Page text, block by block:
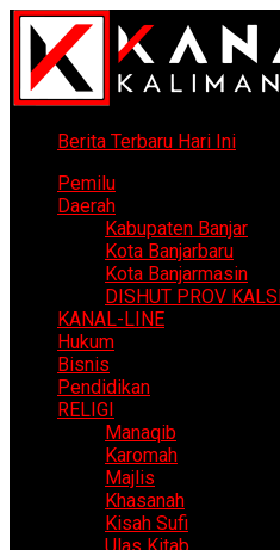
Berita Terbaru Hari Ini
Pemilu
Daerah
Kabupaten Banjar
Kota Banjarbaru
Kota Banjarmasin
DISHUT PROV
KANAL-LINE
Hukum
Bisnis
Pendidikan
RELIGI
Manaqib
Karomah
Majlis
Khasanah
Kisah Sufi